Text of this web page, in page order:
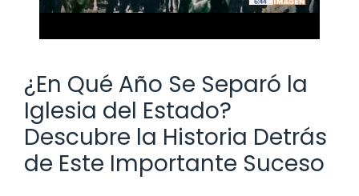
¿En Qué Año Se Separó la
Iglesia del Estado?
Descubre la Historia Detrás
de Este Importante Suceso